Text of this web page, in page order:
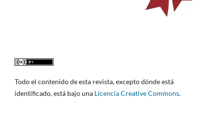
Todo el contenido de esta revista, excepto dónde está
identificado, está bajo una Licencia Creative Commons.